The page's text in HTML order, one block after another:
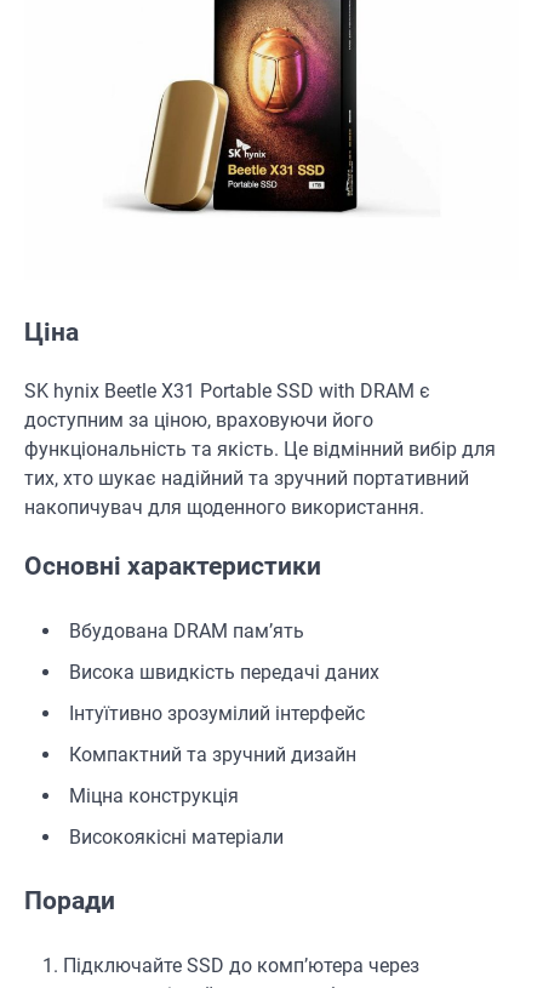
Ціна
SK hynix Beetle X31 Portable SSD with DRAM є
доступним за ціною, враховуючи його
функціональність та якість. Це відмінний вибір для
тих, хто шукає надійний та зручний портативний
накопичувач для щоденного використання.
Основні характеристики
Вбудована DRAM пам’ять
Висока швидкість передачі даних
Інтуїтивно зрозумілий інтерфейс
Компактний та зручний дизайн
Міцна конструкція
Високоякісні матеріали
Поради
Підключайте SSD до комп’ютера через